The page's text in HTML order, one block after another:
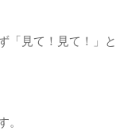
「見て！見て！」と